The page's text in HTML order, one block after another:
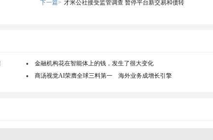
下一篇> 才米公社接受监管调查 暂停平台新交易和债转
金融机构花在智能体上的钱，发生了很大变化
商汤视觉AI荣膺全球三料第一 海外业务成增长引擎